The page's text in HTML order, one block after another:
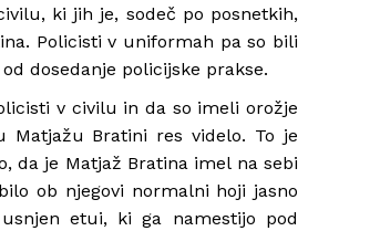
ki jih je, sodeč po posnetkih,
Policisti v uniformah pa so bili
dosedanje policijske prakse.
v civilu in da so imeli orožje
Bratini res videlo. To je
da je Matjaž Bratina imel na sebi
ob njegovi normalni hoji jasno
etui, ki ga namestijo pod